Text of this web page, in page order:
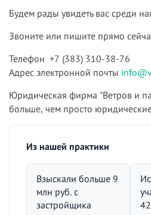
Будем рады увидеть вас среди
Звоните или пишите прямо
Телефон +7 (383) 310-38-76
Адрес электронной почты
Юридическая фирма "Ветров и
больше, чем просто юридические
Из нашей практики
Взыскали больше 9
млн руб. с
застройщика